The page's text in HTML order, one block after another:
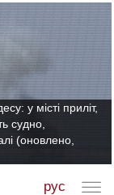
у місті приліт,
судно,
(оновлено,
рус